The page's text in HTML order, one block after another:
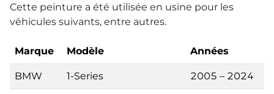
Cette peinture a été utilisée en usine pour les
véhicules suivants, entre autres.
Marque Modèle Années
BMW 1-Series 2005 – 2024